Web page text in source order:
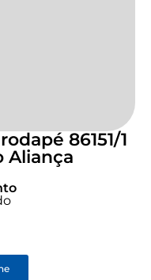
86151/1
Aliança